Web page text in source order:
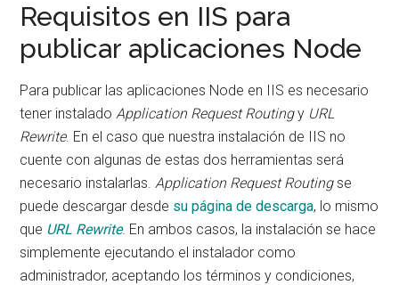
Requisitos en IIS para
publicar aplicaciones Node
Para publicar las aplicaciones Node en IIS es necesario
tener instaladoApplication Request Routingy URL
Rewrite. En el caso que nuestra instalación de IIS no
cuente con algunas de estas dos herramientas será
necesario instalarlas.Application Request Routingse
puede descargar desde su página de descarga, lo mismo
que URL Rewrite. En ambos casos, la instalación se hace
simplemente ejecutando el instalador como
administrador, aceptando los términos y condiciones,